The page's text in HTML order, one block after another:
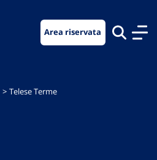
Area riservata
Telese Terme